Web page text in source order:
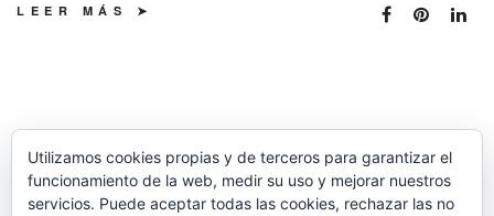
LEER MÁS
Utilizamos cookies propias y de terceros para garantizar el
funcionamiento de la web, medir su uso y mejorar nuestros
servicios. Puede aceptar todas las cookies, rechazar las no